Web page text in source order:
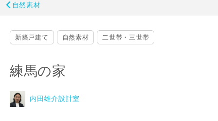
自然素材
新築戸建て 自然素材 二世帯・三世帯
練馬の家
内田雄介設計室